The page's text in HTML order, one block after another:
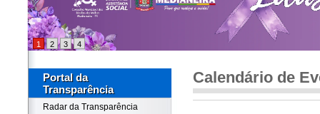
1 2 3 4
Portal da
Transparência
Radar da Transparência
Calendário de